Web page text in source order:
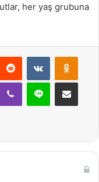
her yaş grubuna
Reddit VKontakte
Viber Line E-Posta ile